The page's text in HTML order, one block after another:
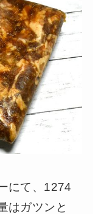
にて、1274
はガツンと